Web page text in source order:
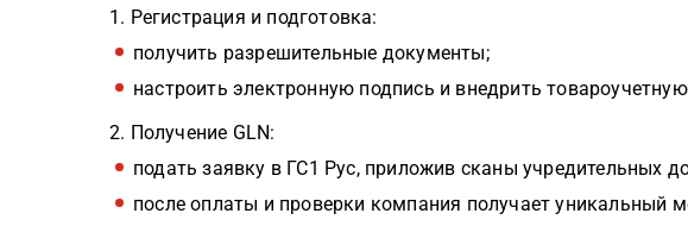
1. Регистрация и подготовка:
получить разрешительные документы;
настроить электронную подпись и внедрить товароучетную
2. Получение GLN:
подать заявку в ГС1 Рус, приложив сканы учредительных
после оплаты и проверки компания получает уникальный